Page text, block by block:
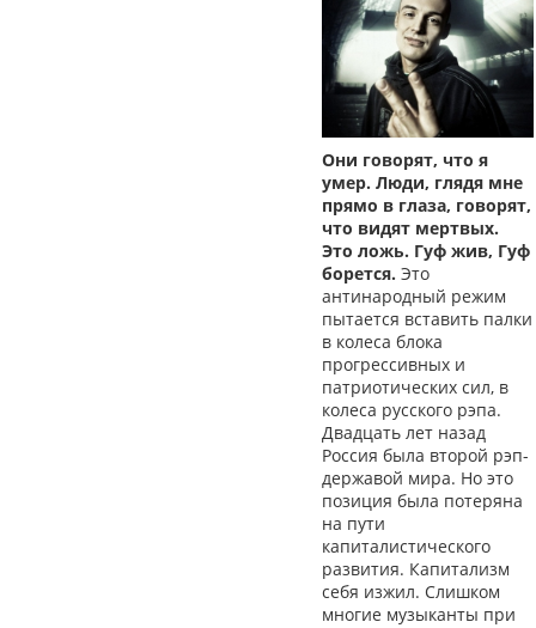
Они говорят, что я
умер. Люди, глядя мне
прямо в глаза, говорят,
что видят мертвых.
Это ложь. Гуф жив, Гуф
борется. Это
антинародный режим
пытается вставить палки
в колеса блока
прогрессивных и
патриотических сил, в
колеса русского рэпа.
Двадцать лет назад
Россия была второй рэп-
державой мира. Но это
позиция была потеряна
на пути
капиталистического
развития. Капитализм
себя изжил. Слишком
многие музыканты при